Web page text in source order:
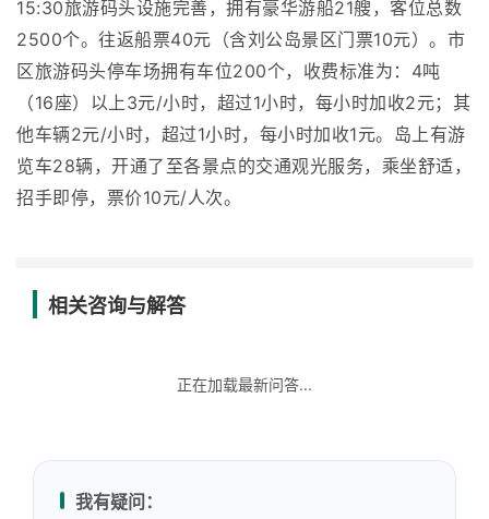
15:30旅游码头设施完善，拥有豪华游船21艘，客位总数
2500个。往返船票40元（含刘公岛景区门票10元）。市
区旅游码头停车场拥有车位200个，收费标准为：4吨
（16座）以上3元/小时，超过1小时，每小时加收2元；其
他车辆2元/小时，超过1小时，每小时加收1元。岛上有游
览车28辆，开通了至各景点的交通观光服务，乘坐舒适，
招手即停，票价10元/人次。
相关咨询与解答
正在加载最新问答...
我有疑问：